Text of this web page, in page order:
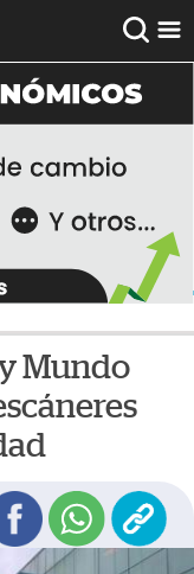
Mundo